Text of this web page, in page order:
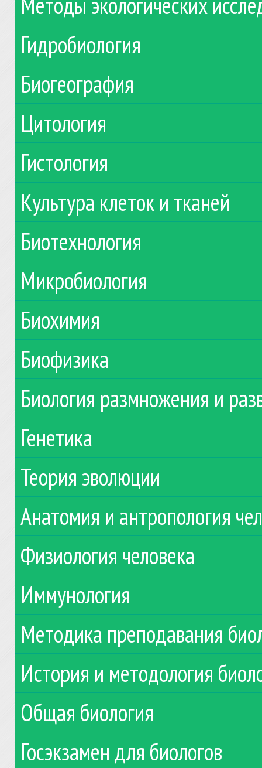
Гидробиология
Биогеография
Цитология
Гистология
Культура клеток и тканей
Биотехнология
Микробиология
Биохимия
Биофизика
Биология размножения и
Генетика
Теория эволюции
Анатомия и антропология
Физиология человека
Иммунология
Методика преподавания
История и методология
Общая биология
Госэкзамен для биологов